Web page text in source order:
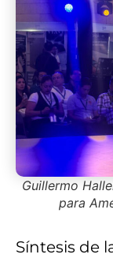
Guillermo
para
Síntesis de